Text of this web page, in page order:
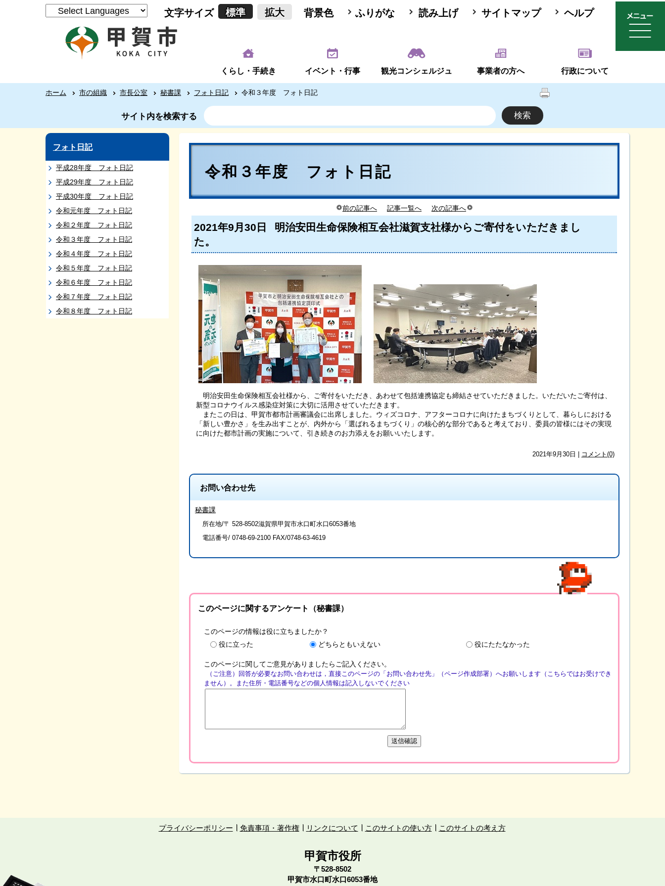
文字サイズ 標準 拡大 背景色 ふりがな 読み上げ サイトマップ ヘルプ
くらし・手続き イベント・行事 観光コンシェルジュ 事業者の方へ 行政について
ホーム 市の組織 市長公室 秘書課 フォト日記 令和３年度 フォト日記
サイト内を検索する
フォト日記
平成28年度 フォト日記
平成29年度 フォト日記
平成30年度 フォト日記
令和元年度 フォト日記
令和２年度 フォト日記
令和３年度 フォト日記
令和４年度 フォト日記
令和５年度 フォト日記
令和６年度 フォト日記
令和７年度 フォト日記
令和８年度 フォト日記
令和３年度 フォト日記
前の記事へ 記事一覧へ 次の記事へ
2021年9月30日
明治安田生命保険相互会社滋賀支社様からご寄付をいただきまし
た。
明治安田生命保険相互会社様から、ご寄付をいただき、あわせて包括連携協定も締結させていただきました。いただいたご寄付は、
新型コロナウイルス感染症対策に大切に活用させていただきます。
またこの日は、甲賀市都市計画審議会に出席しました。ウィズコロナ、アフターコロナに向けたまちづくりとして、暮らしにおける
「新しい豊かさ」を生み出すことが、内外から「選ばれるまちづくり」の核心的な部分であると考えており、委員の皆様にはその実現
に向けた都市計画の実施について、引き続きのお力添えをお願いいたします。
2021年9月30日 | コメント(0)
お問い合わせ先
秘書課
所在地/〒 528-8502滋賀県甲賀市水口町水口6053番地
電話番号/ 0748-69-2100 FAX/0748-63-4619
このページに関するアンケート（秘書課）
このページの情報は役に立ちましたか？
役に立った
どちらともいえない 役にたたなかった
このページに関してご意見がありましたらご記入ください。
（ご注意）回答が必要なお問い合わせは，直接このページの「お問い合わせ先」（ページ作成部署）へお願いします（こちらではお受けでき
ません）。また住所・電話番号などの個人情報は記入しないでください
プライバシーポリシー 免責事項・著作権 リンクについて このサイトの使い方 このサイトの考え方
甲賀市役所
〒528-8502
甲賀市水口町水口6053番地